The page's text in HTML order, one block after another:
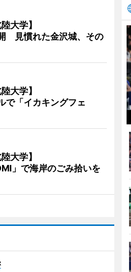
大学】
見慣れた金沢城、その
大学】
「イカキングフェ
大学】
」で海岸のごみ拾いを